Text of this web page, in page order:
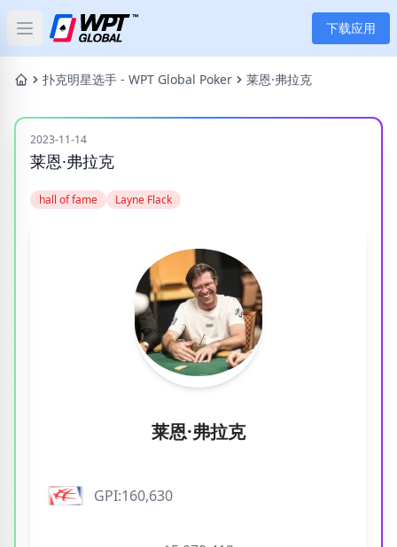
Open main menu 下载应用
首页
新闻
应用
玩家
分类
标签
扑克明星选手 - WPT Global Poker 莱恩·弗拉克
2023-11-14
莱恩·弗拉克
hall of fame Layne Flack
莱恩·弗拉克
GPI:160,630